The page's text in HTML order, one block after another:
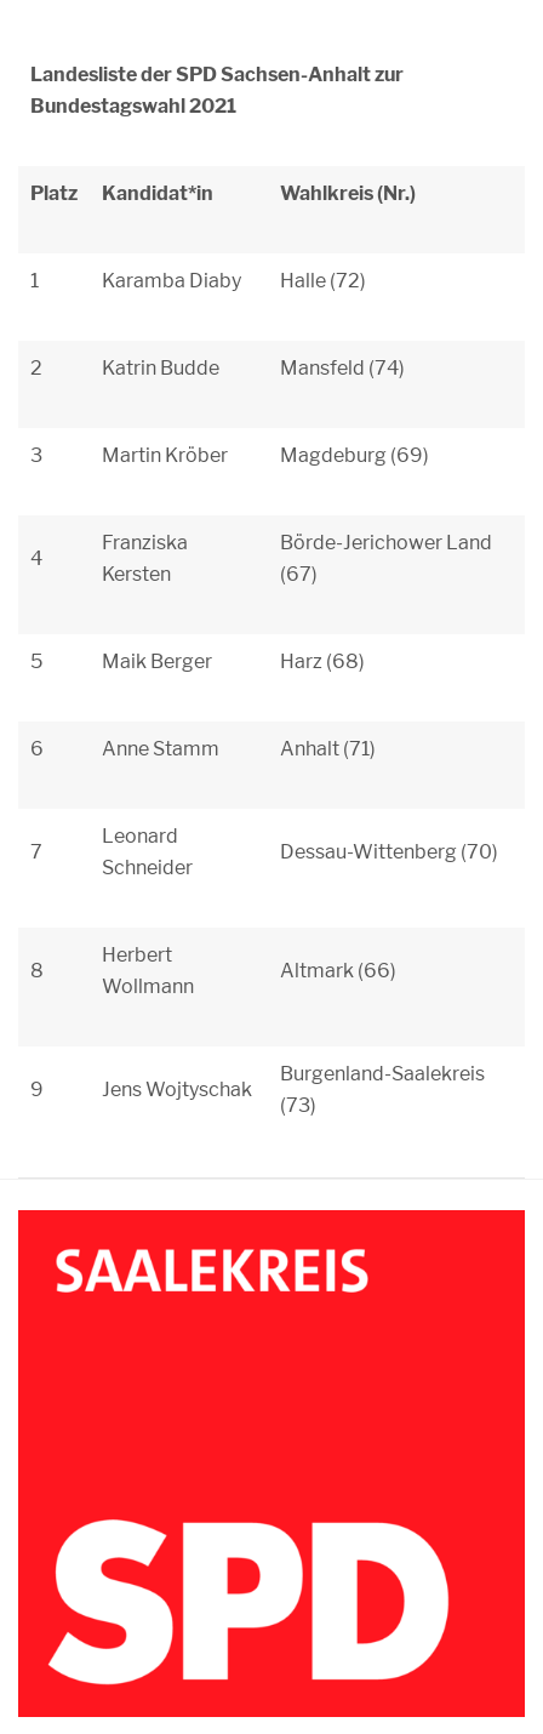
Landesliste der SPD Sachsen-Anhalt zur
Bundestagswahl 2021
Platz Kandidat*in Wahlkreis (Nr.)
1 Karamba Diaby Halle (72)
2 Katrin Budde Mansfeld (74)
3 Martin Kröber Magdeburg (69)
4
Franziska
Kersten
Börde-Jerichower Land
(67)
5 Maik Berger Harz (68)
6 Anne Stamm Anhalt (71)
7
Leonard
Schneider
Dessau-Wittenberg (70)
8
Herbert
Wollmann
Altmark (66)
9 Jens Wojtyschak
Burgenland-Saalekreis
(73)